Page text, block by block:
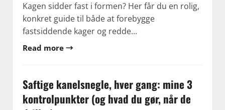
Kagen sidder fast i formen? Her får du en rolig,
konkret guide til både at forebygge
fastsiddende kager og redde…
Read more →
Saftige kanelsnegle, hver gang: mine 3
kontrolpunkter (og hvad du gør, når de